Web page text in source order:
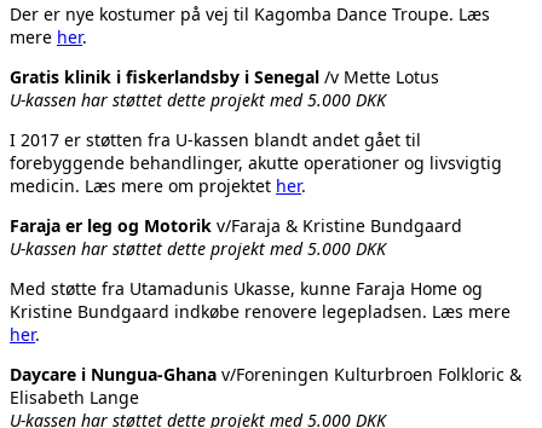
Der er nye kostumer på vej til Kagomba Dance Troupe. Læs
mere her.
Gratis klinik i fiskerlandsby i Senegal /v Mette Lotus
U-kassen har støttet dette projekt med 5.000 DKK
I 2017 er støtten fra U-kassen blandt andet gået til
forebyggende behandlinger, akutte operationer og livsvigtig
medicin. Læs mere om projektet her.
Faraja er leg og Motorik v/Faraja & Kristine Bundgaard
U-kassen har støttet dette projekt med 5.000 DKK
Med støtte fra Utamadunis Ukasse, kunne Faraja Home og
Kristine Bundgaard indkøbe renovere legepladsen. Læs mere
her.
Daycare i Nungua-Ghana v/Foreningen Kulturbroen Folkloric &
Elisabeth Lange
U-kassen har støttet dette projekt med 5.000 DKK